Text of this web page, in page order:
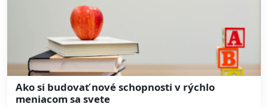
Ako si budovať nové schopnosti v rýchlo
meniacom sa svete